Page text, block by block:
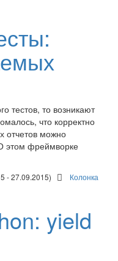
тестов, то возникают
что корректно
отчетов можно
этом фреймворке
- 27.09.2015)
Колонка
yield